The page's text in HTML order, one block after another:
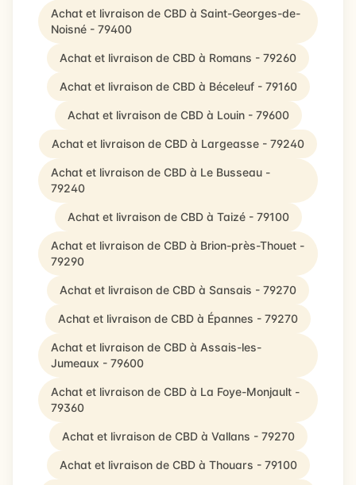
Achat et livraison de CBD à Saint-Georges-de-
Noisné - 79400
Achat et livraison de CBD à Romans - 79260
Achat et livraison de CBD à Béceleuf - 79160
Achat et livraison de CBD à Louin - 79600
Achat et livraison de CBD à Largeasse - 79240
Achat et livraison de CBD à Le Busseau -
79240
Achat et livraison de CBD à Taizé - 79100
Achat et livraison de CBD à Brion-près-Thouet -
79290
Achat et livraison de CBD à Sansais - 79270
Achat et livraison de CBD à Épannes - 79270
Achat et livraison de CBD à Assais-les-
Jumeaux - 79600
Achat et livraison de CBD à La Foye-Monjault -
79360
Achat et livraison de CBD à Vallans - 79270
Achat et livraison de CBD à Thouars - 79100